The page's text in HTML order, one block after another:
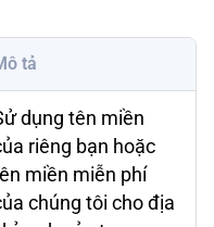
tả
dụng tên miền
riêng bạn hoặc
miền miễn phí
chúng tôi cho địa